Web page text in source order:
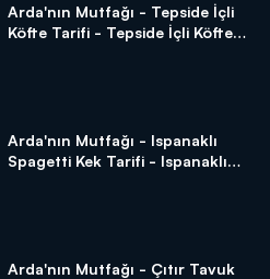
Arda'nın Mutfağı - Tepside İçli
Köfte Tarifi - Tepside İçli Köfte
Arda'nın Mutfağı - Ispanaklı
Spagetti Kek Tarifi - Ispanaklı
Arda'nın Mutfağı - Çıtır Tavuk